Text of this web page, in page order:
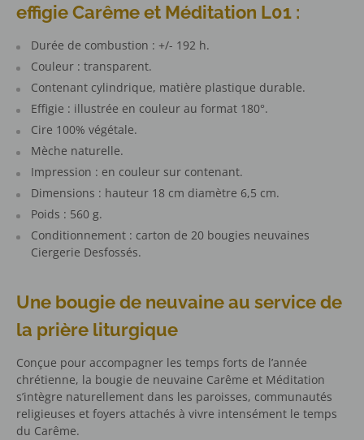
effigie Carême et Méditation L01 :
Durée de combustion : +/- 192 h.
Couleur : transparent.
Contenant cylindrique, matière plastique durable.
Effigie : illustrée en couleur au format 180°.
Cire 100% végétale.
Mèche naturelle.
Impression : en couleur sur contenant.
Dimensions : hauteur 18 cm diamètre 6,5 cm.
Poids : 560 g.
Conditionnement : carton de 20 bougies neuvaines
Ciergerie Desfossés.
Une bougie de neuvaine au service de
la prière liturgique
Conçue pour accompagner les temps forts de l’année
chrétienne, la bougie de neuvaine Carême et Méditation
s’intègre naturellement dans les paroisses, communautés
religieuses et foyers attachés à vivre intensément le temps
du Carême.